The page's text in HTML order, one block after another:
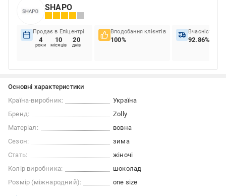
SHAPO
Продає в Епіцентрі
4
роки
10
місяців
20
днів
Вподобання клієнтів
100%
Вчасність
92.86%
Основні характеристики
Країна-виробник:
Україна
Бренд:
Zolly
Матеріал:
вовна
Сезон:
зима
Стать:
жіночі
Колір виробника:
шоколад
Розмір (міжнародний):
one size